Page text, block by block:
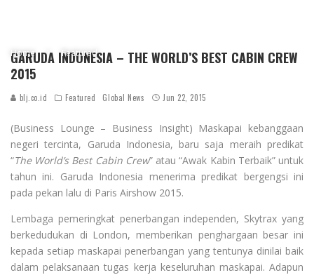
Home Featured
GARUDA INDONESIA – THE WORLD’S BEST CABIN CREW
2015
blj.co.id Featured Global News Jun 22, 2015
(Business Lounge – Business Insight) Maskapai kebanggaan
negeri tercinta, Garuda Indonesia, baru saja meraih predikat
“The World’s Best Cabin Crew” atau “Awak Kabin Terbaik” untuk
tahun ini. Garuda Indonesia menerima predikat bergengsi ini
pada pekan lalu di Paris Airshow 2015.
Lembaga pemeringkat penerbangan independen, Skytrax yang
berkedudukan di London, memberikan penghargaan besar ini
kepada setiap maskapai penerbangan yang tentunya dinilai baik
dalam pelaksanaan tugas kerja keseluruhan maskapai. Adapun